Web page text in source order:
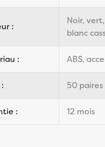
:
Noir,
blanc
: ABS,
50 paires
: 12 mois